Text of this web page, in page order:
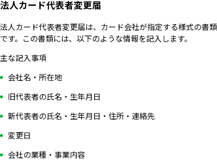
法人カード代表者変更届
法人カード代表者変更届は、カード会社が指定する様式の書類
です。この書類には、以下のような情報を記入します。
主な記入事項
会社名・所在地
旧代表者の氏名・生年月日
新代表者の氏名・生年月日・住所・連絡先
変更日
会社の業種・事業内容